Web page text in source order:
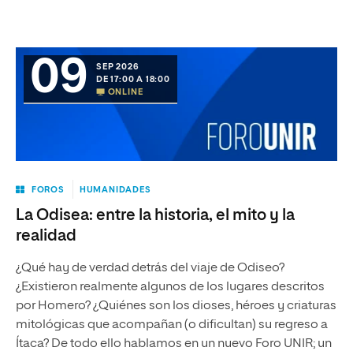
09
SEP 2026
DE 17:00 A 18:00
ONLINE
FOROS HUMANIDADES
La Odisea: entre la historia, el mito y la
realidad
¿Qué hay de verdad detrás del viaje de Odiseo?
¿Existieron realmente algunos de los lugares descritos
por Homero? ¿Quiénes son los dioses, héroes y criaturas
mitológicas que acompañan (o dificultan) su regreso a
Ítaca? De todo ello hablamos en un nuevo Foro UNIR; un